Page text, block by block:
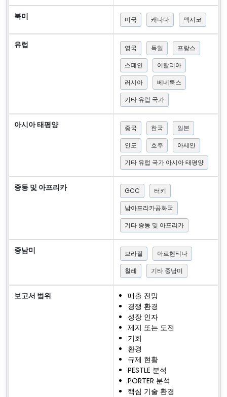
북미 미국 캐나다 멕시코
유럽 영국 독일
프랑스
스페인
이탈리아
러시아
베네룩스
기타 유럽 국가
아시아 태평양 중국 한국
일본
인도
호주
아세안
기타 유럽 국가 아시아 태평양
중동 및 아프리카 GCC
터키
남아프리카공화국
기타 중동 및 아프리카
중남미 브라질
아르헨티나
칠레
기타 중남미
보고서 범위
매출 전망
경쟁 환경
성장 인자
제지 또는 도전
기회
환경
규제 현황
PESTLE 분석
PORTER 분석
핵심 기술 환경